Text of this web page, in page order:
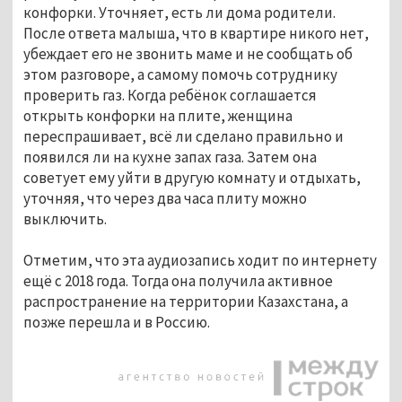
конфорки. Уточняет, есть ли дома родители.
После ответа малыша, что в квартире никого нет,
убеждает его не звонить маме и не сообщать об
этом разговоре, а самому помочь сотруднику
проверить газ. Когда ребёнок соглашается
открыть конфорки на плите, женщина
переспрашивает, всё ли сделано правильно и
появился ли на кухне запах газа. Затем она
советует ему уйти в другую комнату и отдыхать,
уточняя, что через два часа плиту можно
выключить.
Отметим, что эта аудиозапись ходит по интернету
ещё с 2018 года. Тогда она получила активное
распространение на территории Казахстана, а
позже перешла и в Россию.